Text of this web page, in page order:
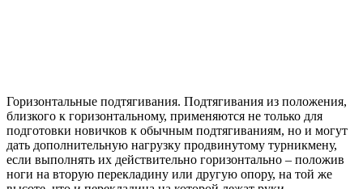
Горизонтальные подтягивания. Подтягивания из положения,
близкого к горизонтальному, применяются не только для
подготовки новичков к обычным подтягиваниям, но и могут
дать дополнительную нагрузку продвинутому турникмену,
если выполнять их действительно горизонтально – положив
ноги на вторую перекладину или другую опору, на той же